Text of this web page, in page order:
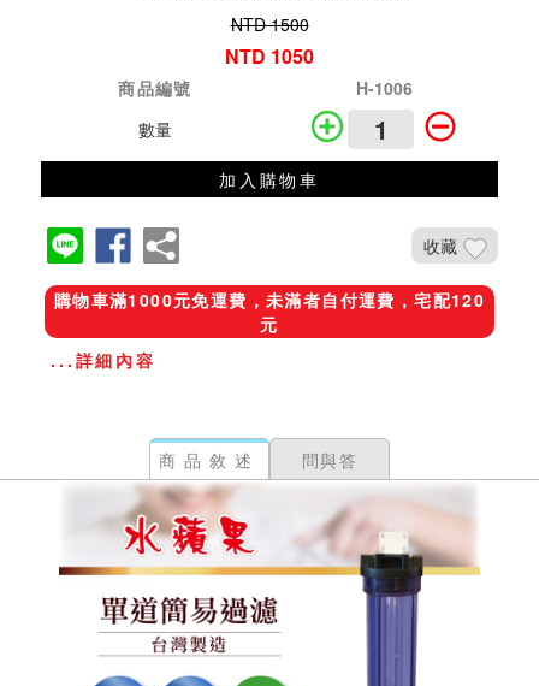
NTD 1500
NTD 1050
商品編號
H-1006
數量
加入購物車
收藏
購物車滿1000元免運費，未滿者自付運費，宅配120
元
...詳細內容
商品敘述 問與答